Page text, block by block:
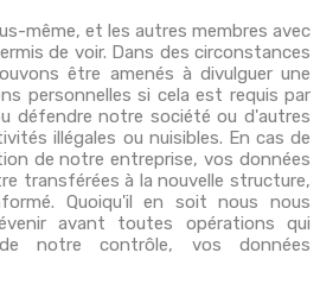
même, et les autres membres avec
de voir. Dans des circonstances
être amenés à divulguer une
personnelles si cela est requis par
défendre notre société ou d'autres
illégales ou nuisibles. En cas de
de notre entreprise, vos données
transférées à la nouvelle structure,
Quoiqu'il en soit nous nous
avant toutes opérations qui
notre contrôle, vos données